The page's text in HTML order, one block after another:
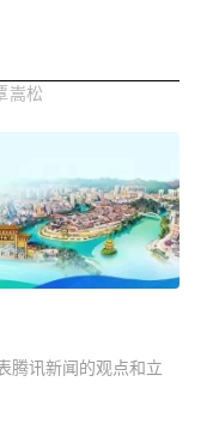
嵩松
腾讯新闻的观点和立